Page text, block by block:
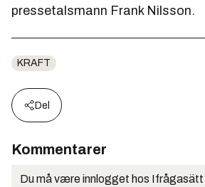
pressetalsmann Frank Nilsson.
KRAFT
Del
Kommentarer
Du må være innlogget hos